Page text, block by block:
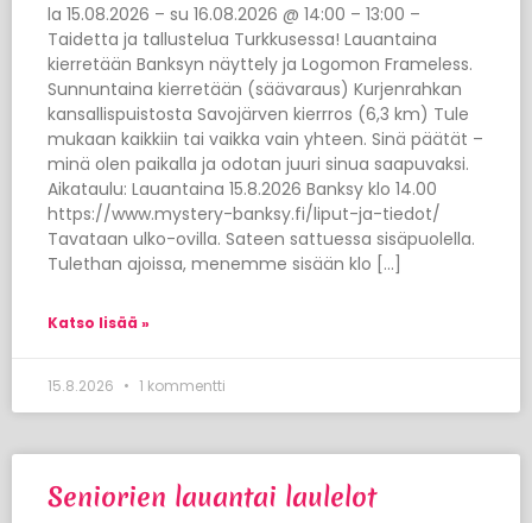
la 15.08.2026 – su 16.08.2026 @ 14:00 – 13:00 –
Taidetta ja tallustelua Turkkusessa! Lauantaina
kierretään Banksyn näyttely ja Logomon Frameless.
Sunnuntaina kierretään (säävaraus) Kurjenrahkan
kansallispuistosta Savojärven kierrros (6,3 km) Tule
mukaan kaikkiin tai vaikka vain yhteen. Sinä päätät –
minä olen paikalla ja odotan juuri sinua saapuvaksi.
Aikataulu: Lauantaina 15.8.2026 Banksy klo 14.00
https://www.mystery-banksy.fi/liput-ja-tiedot/
Tavataan ulko-ovilla. Sateen sattuessa sisäpuolella.
Tulethan ajoissa, menemme sisään klo […]
Katso lisää »
15.8.2026 1 kommentti
Seniorien lauantai laulelot